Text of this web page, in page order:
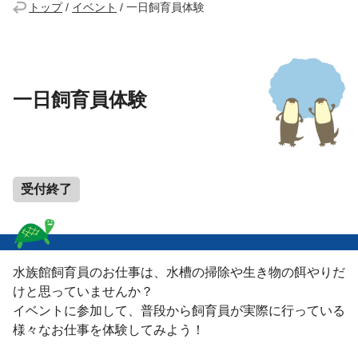
トップ/ イベント / 一日飼育員体験
一日飼育員体験
受付終了
水族館飼育員のお仕事は、水槽の掃除や生き物の餌やりだ
けと思っていませんか？
イベントに参加して、普段から飼育員が実際に行っている
様々なお仕事を体験してみよう！